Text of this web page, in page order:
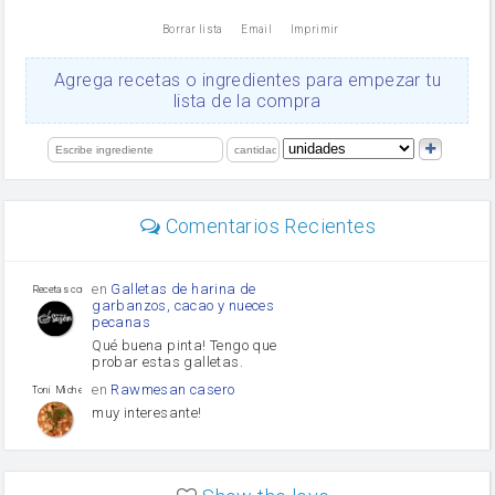
Ajos
orégano
limón
Borrar lista Email Imprimir
Agrega recetas o ingredientes para empezar tu
lista de la compra
Comentarios Recientes
Recetas con sazon
en Galletas de harina de
garbanzos, cacao y nueces
pecanas
Qué buena pinta! Tengo que
probar estas galletas.
Toni Michel Caubet
en Rawmesan casero
muy interesante!
enLasaña casera fácil y